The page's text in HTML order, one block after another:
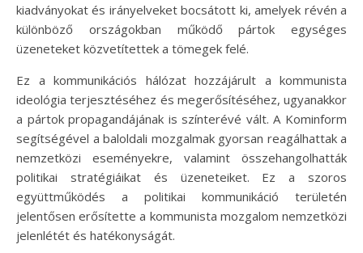
kiadványokat és irányelveket bocsátott ki, amelyek révén a
különböző országokban működő pártok egységes
üzeneteket közvetítettek a tömegek felé.
Ez a kommunikációs hálózat hozzájárult a kommunista
ideológia terjesztéséhez és megerősítéséhez, ugyanakkor
a pártok propagandájának is színterévé vált. A Kominform
segítségével a baloldali mozgalmak gyorsan reagálhattak a
nemzetközi eseményekre, valamint összehangolhatták
politikai stratégiáikat és üzeneteiket. Ez a szoros
együttműködés a politikai kommunikáció területén
jelentősen erősítette a kommunista mozgalom nemzetközi
jelenlétét és hatékonyságát.